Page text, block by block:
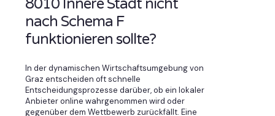
8010 Innere Stadt nicht
nach Schema F
funktionieren sollte?
In der dynamischen Wirtschaftsumgebung von
Graz entscheiden oft schnelle
Entscheidungsprozesse darüber, ob ein lokaler
Anbieter online wahrgenommen wird oder
gegenüber dem Wettbewerb zurückfällt. Eine